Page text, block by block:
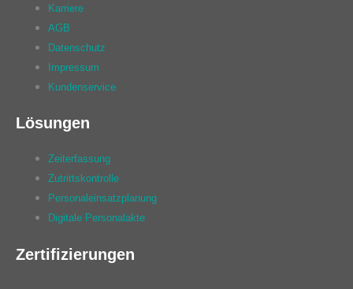
Karriere
AGB
Datenschutz
Impressum
Kundenservice
Lösungen
Zeiterfassung
Zutrittskontrolle
Personaleinsatzplanung
Digitale Personalakte
Zertifizierungen